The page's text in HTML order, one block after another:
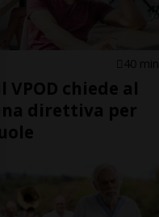
40 min
VPOD chiede al
direttiva per